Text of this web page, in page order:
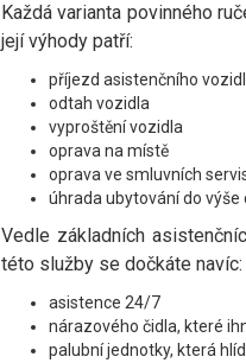
Každá varianta povinného
její výhody patří:
příjezd asistenčního
odtah vozidla
vyproštění vozidla
oprava na místě
oprava ve smluvních
úhrada ubytování do výše
Vedle základních
této služby se dočkáte navíc:
asistence 24/7
nárazového čidla, které
palubní jednotky, která